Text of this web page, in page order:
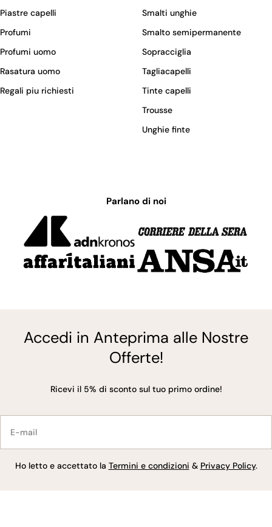
Piastre capelli
Profumi
Profumi uomo
Rasatura uomo
Regali piu richiesti
Smalti unghie
Smalto semipermanente
Sopracciglia
Tagliacapelli
Tinte capelli
Trousse
Unghie finte
Parlano di noi
Accedi in Anteprima alle Nostre
Offerte!
Ricevi il 5% di sconto sul tuo primo ordine!
mail
Ho letto e accettato la Termini e condizioni & Privacy Policy.